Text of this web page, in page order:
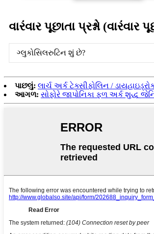
વારંવાર પૂછાતા પ્રશ્નો (વારંવાર
ગ્લુકોસિલરુટિન શું છે?
પાછલું: લાર્ચ અર્ક ટેક્સીફોલિન /
આગળ: સોફોરે જાપોનિકા ફળ અર્ક શુદ્ધ